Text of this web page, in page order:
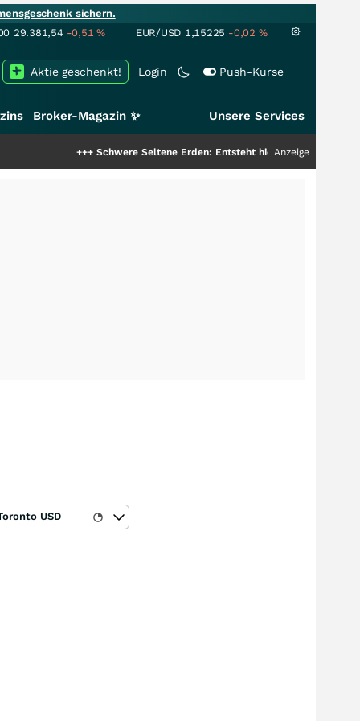
sichern.
29.381,54 -0,51% EUR/USD 1,15225 -0,02 %
Login Push-Kurse
Aktie geschenkt!
Broker-Magazin ✨ Unsere Services
Schwere Seltene Erden: Entsteht hier die nächste Milliardenstory?
Anzeige
USD